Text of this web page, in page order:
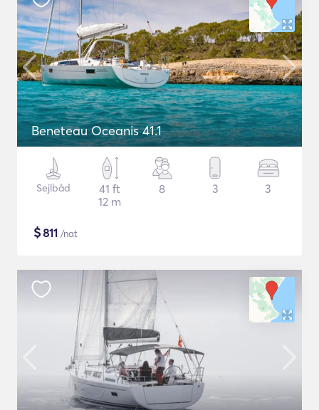
Beneteau Oceanis 41.1
Sejlbåd
41 ft
12 m
8 3 3
$811 /nat